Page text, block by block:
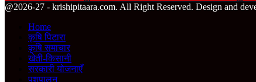
@2026-27 - krishipitaara.com. All Right Reserved. Design and
Home
कृषि पिटारा
कृषि समाचार
खेती-किसानी
सरकारी योजनाएँ
पशुपालन